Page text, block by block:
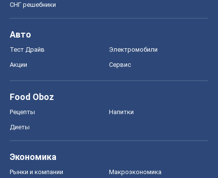
СНГ решебники
Авто
Тест Драйв Электромобили
Акции Сервис
Food Oboz
Рецепты Напитки
Диеты
Экономика
Рынки и компании Mакроэкономика